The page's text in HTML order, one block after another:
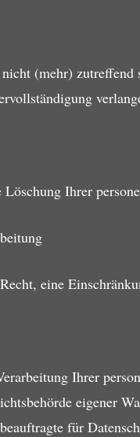
(mehr)
Ihrer
eine
Ihrer
eigener
für